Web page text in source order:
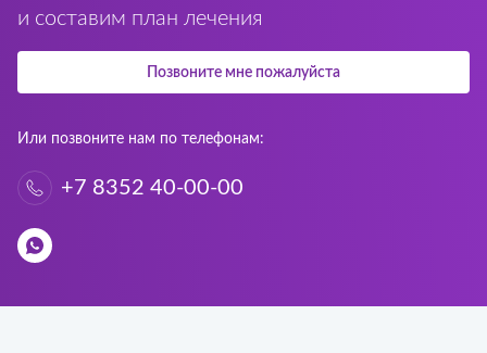
и составим план лечения
Позвоните мне пожалуйста
Или позвоните нам по телефонам:
+7 8352 40-00-00